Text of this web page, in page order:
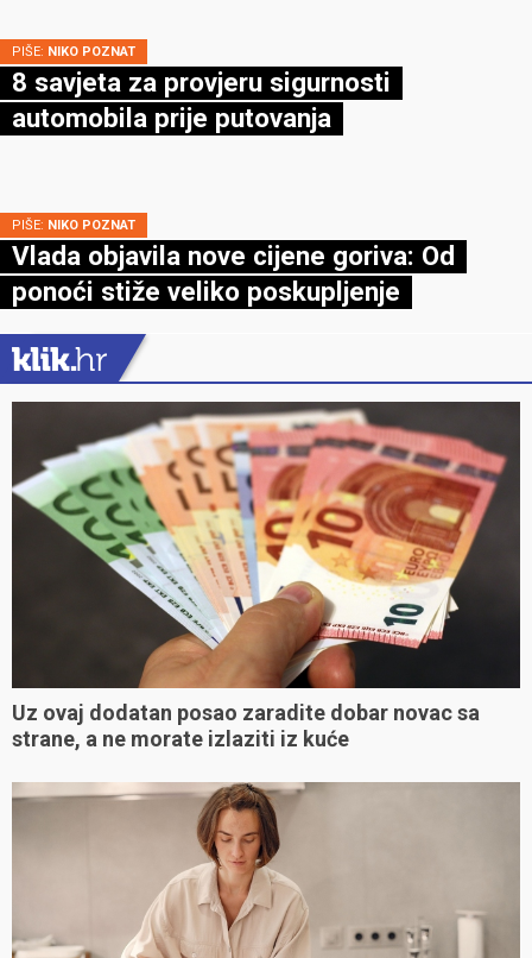
PIŠE: NIKO POZNAT
8 savjeta za provjeru sigurnosti
automobila prije putovanja
PIŠE: NIKO POZNAT
Vlada objavila nove cijene goriva: Od
ponoći stiže veliko poskupljenje
Uz ovaj dodatan posao zaradite dobar novac sa
strane, a ne morate izlaziti iz kuće